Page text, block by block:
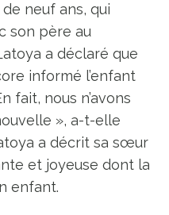
neuf ans, qui
son père au
a déclaré que
informé l’enfant
fait, nous n’avons
», a-t-elle
a décrit sa sœur
et joyeuse dont la
enfant.